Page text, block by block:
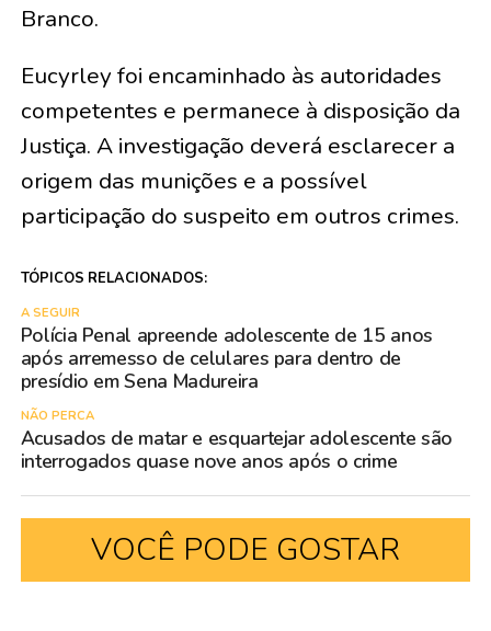
Branco.
Eucyrley foi encaminhado às autoridades
competentes e permanece à disposição da
Justiça. A investigação deverá esclarecer a
origem das munições e a possível
participação do suspeito em outros crimes.
TÓPICOS RELACIONADOS:
A SEGUIR
Polícia Penal apreende adolescente de 15 anos
após arremesso de celulares para dentro de
presídio em Sena Madureira
NÃO PERCA
Acusados de matar e esquartejar adolescente são
interrogados quase nove anos após o crime
VOCÊ PODE GOSTAR